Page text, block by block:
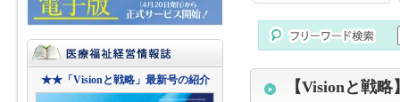
★★「Visionと戦略」最新号の紹介 【Visionと戦